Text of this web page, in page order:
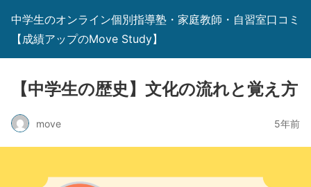
中学生のオンライン個別指導塾・家庭教師・自習室口コミ
【成績アップのMove Study】
【中学生の歴史】文化の流れと覚え方
move 5年前